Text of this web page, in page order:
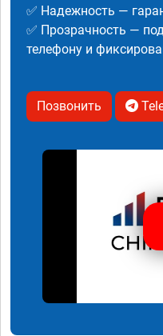
✅ Надежность —
✅ Прозрачность —
телефону и
Позвонить